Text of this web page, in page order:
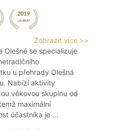
Zobrazit více >>
Olešné se specializuje
u přehrady Olešná
Nabízí aktivity
věkovou skupinu od
maximální
účastníka je ...